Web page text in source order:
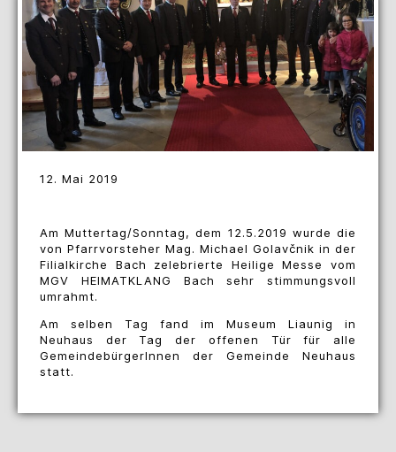
12. Mai 2019
Am Muttertag/Sonntag, dem 12.5.2019 wurde die
von Pfarrvorsteher Mag. Michael Golavčnik in der
Filialkirche Bach zelebrierte Heilige Messe vom
MGV HEIMATKLANG Bach sehr stimmungsvoll
umrahmt.
Am selben Tag fand im Museum Liaunig in
Neuhaus der Tag der offenen Tür für alle
GemeindebürgerInnen der Gemeinde Neuhaus
statt.